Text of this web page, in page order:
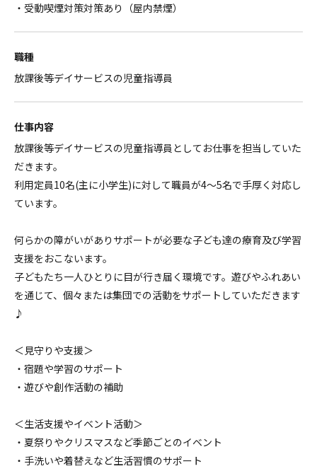
・受動喫煙対策対策あり（屋内禁煙）
職種
放課後等デイサービスの児童指導員
仕事内容
放課後等デイサービスの児童指導員としてお仕事を担当していた
だきます。
利用定員10名(主に小学生)に対して職員が4～5名で手厚く対応し
ています。
何らかの障がいがありサポートが必要な子ども達の療育及び学習
支援をおこないます。
子どもたち一人ひとりに目が行き届く環境です。遊びやふれあい
を通じて、個々または集団での活動をサポートしていただきます
♪
＜見守りや支援＞
・宿題や学習のサポート
・遊びや創作活動の補助
＜生活支援やイベント活動＞
・夏祭りやクリスマスなど季節ごとのイベント
・手洗いや着替えなど生活習慣のサポート